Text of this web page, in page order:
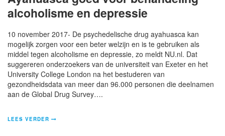
alcoholisme en depressie
10 november 2017- De psychedelische drug ayahuasca kan
mogelijk zorgen voor een beter welzijn en is te gebruiken als
middel tegen alcoholisme en depressie, zo meldt NU.nl. Dat
suggereren onderzoekers van de universiteit van Exeter en het
University College London na het bestuderen van
gezondheidsdata van meer dan 96.000 personen die deelnamen
aan de Global Drug Survey….
LEES VERDER